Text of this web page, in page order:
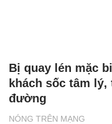
NÓNG TRÊN MẠNG
Bị quay lén mặc
khách sốc tâm
đường